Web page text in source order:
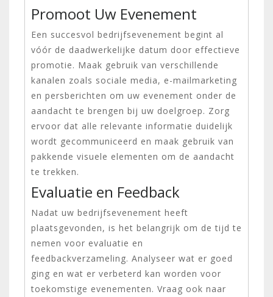
Promoot Uw Evenement
Een succesvol bedrijfsevenement begint al
vóór de daadwerkelijke datum door effectieve
promotie. Maak gebruik van verschillende
kanalen zoals sociale media, e-mailmarketing
en persberichten om uw evenement onder de
aandacht te brengen bij uw doelgroep. Zorg
ervoor dat alle relevante informatie duidelijk
wordt gecommuniceerd en maak gebruik van
pakkende visuele elementen om de aandacht
te trekken.
Evaluatie en Feedback
Nadat uw bedrijfsevenement heeft
plaatsgevonden, is het belangrijk om de tijd te
nemen voor evaluatie en
feedbackverzameling. Analyseer wat er goed
ging en wat er verbeterd kan worden voor
toekomstige evenementen. Vraag ook naar